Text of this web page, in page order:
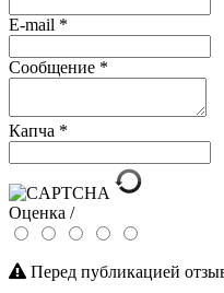
E-mail *
Сообщение *
Капча *
Оценка /
Перед публикацией